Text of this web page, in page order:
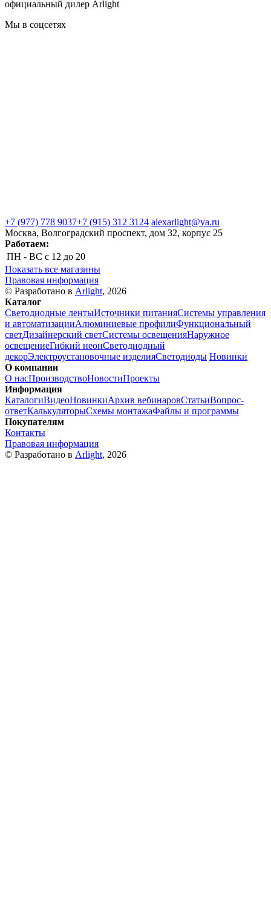
официальный дилер Arlight
Мы в соцсетях
+7 (977) 778 9037+7 (915) 312 3124 alexarlight@ya.ru
Москва, Волгоградский проспект, дом 32, корпус 25
Работаем:
ПН - ВС с 12 до 20
Показать все магазины
Правовая информация
© Разработано в Arlight, 2026
Каталог
Светодиодные лентыИсточники питанияСистемы управления
и автоматизацииАлюминиевые профилиФункциональный
светДизайнерский светСистемы освещенияНаружное
освещениеГибкий неонСветодиодный
декорЭлектроустановочные изделияСветодиоды Новинки
О компании
О насПроизводствоНовостиПроекты
Информация
КаталогиВидеоНовинкиАрхив вебинаровСтатьиВопрос-
ответКалькуляторыСхемы монтажаФайлы и программы
Покупателям
Контакты
Правовая информация
© Разработано в Arlight, 2026